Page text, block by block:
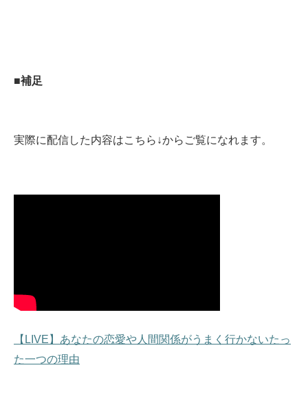
■補足
実際に配信した内容はこちら↓からご覧になれます。
【LIVE】あなたの恋愛や人間関係がうまく行かないたっ
た一つの理由